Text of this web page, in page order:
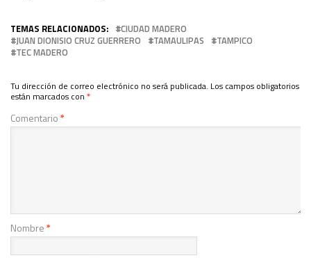
TEMAS RELACIONADOS:
CIUDAD MADERO
JUAN DIONISIO CRUZ GUERRERO
TAMAULIPAS
TAMPICO
TEC MADERO
Tu dirección de correo electrónico no será publicada. Los campos obligatorios
están marcados con *
Comentario*
Nombre*